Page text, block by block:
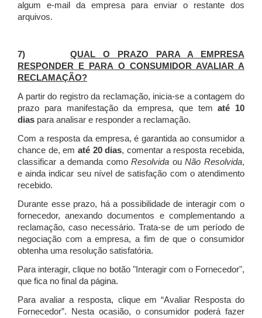
algum e-mail da empresa para enviar o restante dos
arquivos.
7)QUAL O PRAZO PARA A EMPRESA
RESPONDER E PARA O CONSUMIDOR AVALIAR A
RECLAMAÇÃO?
A partir do registro da reclamação, inicia-se a contagem do
prazo para manifestação da empresa, que tematé 10
dias para analisar e responder a reclamação.
Com a resposta da empresa, é garantida ao consumidor a
chance de, em até 20 dias, comentar a resposta recebida,
classificar a demanda comoResolvida ouNão Resolvida,
e ainda indicar seu nível de satisfação com o atendimento
recebido.
Durante esse prazo, há a possibilidade de interagir com o
fornecedor, anexando documentos e complementando a
reclamação, caso necessário.Trata-se de um período de
negociação com a empresa, a fim de que o consumidor
obtenha uma resolução satisfatória.
Para interagir, clique no botão "Interagir com o Fornecedor",
que fica no final da página.
Para avaliar a resposta, clique em “Avaliar Resposta do
Fornecedor”. Nesta ocasião, o consumidor poderá fazer